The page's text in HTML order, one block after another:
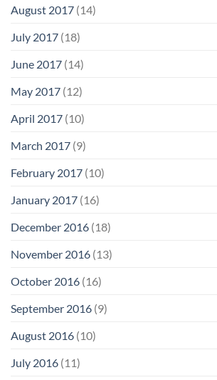
August 2017 (14)
July 2017 (18)
June 2017 (14)
May 2017 (12)
April 2017 (10)
March 2017 (9)
February 2017 (10)
January 2017 (16)
December 2016 (18)
November 2016 (13)
October 2016 (16)
September 2016 (9)
August 2016 (10)
July 2016 (11)